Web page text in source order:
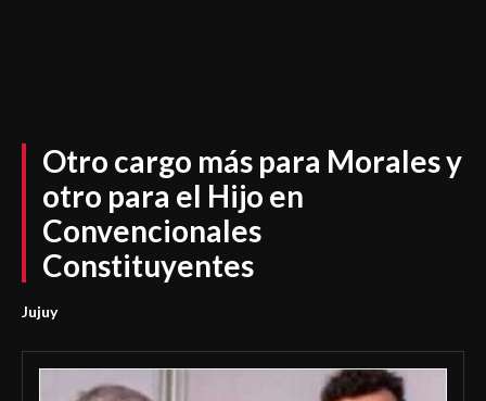
Otro cargo más para Morales y
otro para el Hijo en
Convencionales
Constituyentes
Jujuy